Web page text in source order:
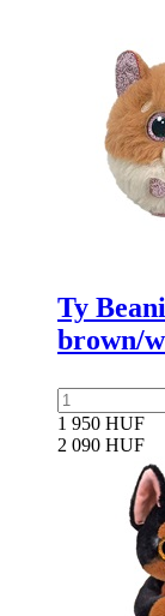
Ty
brown/
1 950 HUF
2 090 HUF